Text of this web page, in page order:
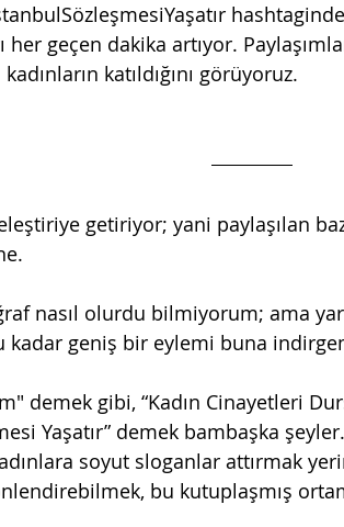
her geçen dakika artıyor.
katıldığını görüyoruz.
getiriyor; yani paylaşılan
nasıl olurdu bilmiyorum; ama
kadar geniş bir eylemi buna
demek gibi, “Kadın Cinayetleri
Yaşatır” demek bambaşka
soyut sloganlar attırmak
bu kutuplaşmış